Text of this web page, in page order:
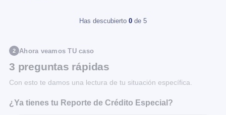
Has descubierto 0 de 5
2 Ahora veamos TU caso
3 preguntas rápidas
Con esto te damos una lectura de tu situación específica.
¿Ya tienes tu Reporte de Crédito Especial?